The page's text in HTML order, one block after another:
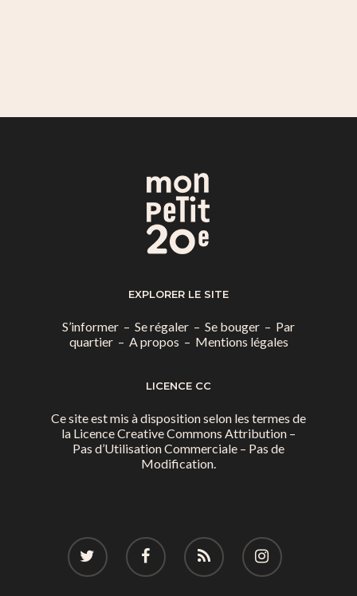
EXPLORER LE SITE
S’informer – Se régaler – Se bouger – Par
quartier– A propos – Mentions légales
LICENCE CC
Ce site est mis à disposition selon les termes de
la Licence Creative Commons Attribution –
Pas d’Utilisation Commerciale – Pas de
Modification.